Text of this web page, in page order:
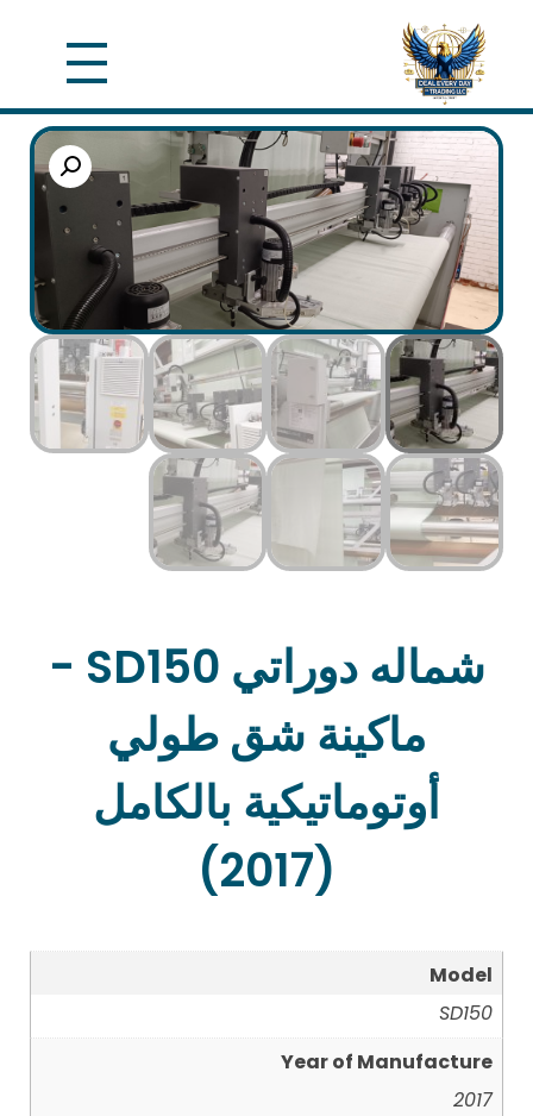
شماله دوراتي SD150 -
ماكينة شق طولي
أوتوماتيكية بالكامل
(2017)
Model
SD150
Year of Manufacture
2017